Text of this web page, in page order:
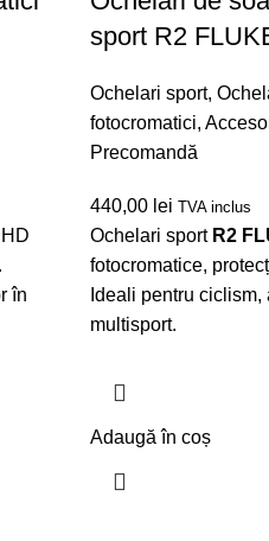
în
sport R2
Ochelari sport,
fotocromatici,
Precomandă
440,00 lei TVA inclus
Ochelari sport R2
fotocromatice,
Ideali pentru
multisport.
Adaugă în coș